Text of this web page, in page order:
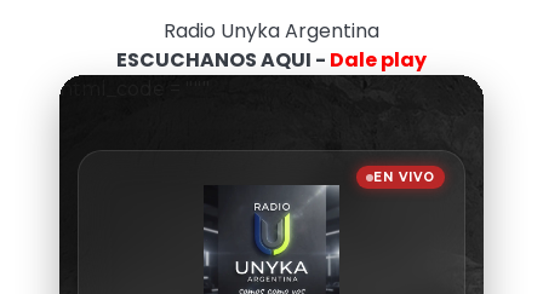
Radio Unyka Argentina
ESCUCHANOS AQUI - Dale play